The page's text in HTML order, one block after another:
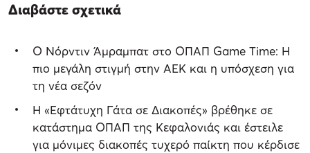
Διαβάστε σχετικά
Ο Νόρντιν Άμραμπατ στο ΟΠΑΠ Game Time: Η
πιο μεγάλη στιγμή στην ΑΕΚ και η υπόσχεση για
τη νέα σεζόν
Η «Εφτάτυχη Γάτα σε Διακοπές» βρέθηκε σε
κατάστημα ΟΠΑΠ της Κεφαλονιάς και έστειλε
για μόνιμες διακοπές τυχερό παίκτη που κέρδισε